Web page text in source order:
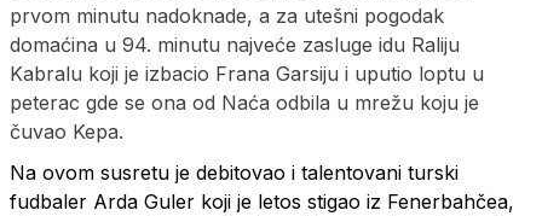
prvom minutu nadoknade, a za utešni pogodak
domaćina u 94. minutu najveće zasluge idu Raliju
Kabralu koji je izbacio Frana Garsiju i uputio loptu u
peterac gde se ona od Naća odbila u mrežu koju je
čuvao Kepa.
Na ovom susretu je debitovao i talentovani turski
fudbaler Arda Guler koji je letos stigao iz Fenerbahčea,